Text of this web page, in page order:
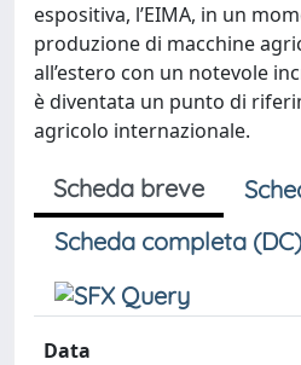
espositiva, l’EIMA, in un
produzione di macchine
all’estero con un notevole
è diventata un punto di
agricolo internazionale.
Scheda breve
Scheda completa (DC)
Data